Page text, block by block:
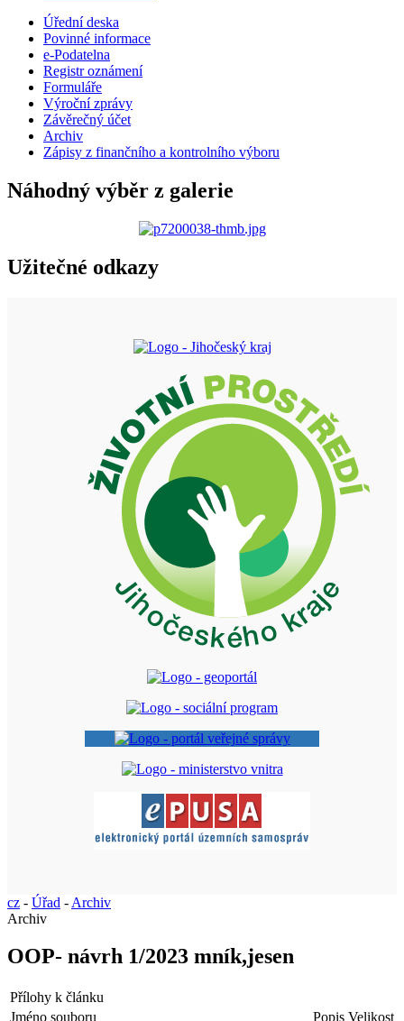
Úřední deska
Povinné informace
e-Podatelna
Registr oznámení
Formuláře
Výroční zprávy
Závěrečný účet
Archiv
Zápisy z finančního a kontrolního výboru
Náhodný výběr z galerie
Užitečné odkazy
cz - Úřad - Archiv
Archiv
OOP- návrh 1/2023 mník,jesen
Přílohy k článku
Jméno souboru
Popis Velikost